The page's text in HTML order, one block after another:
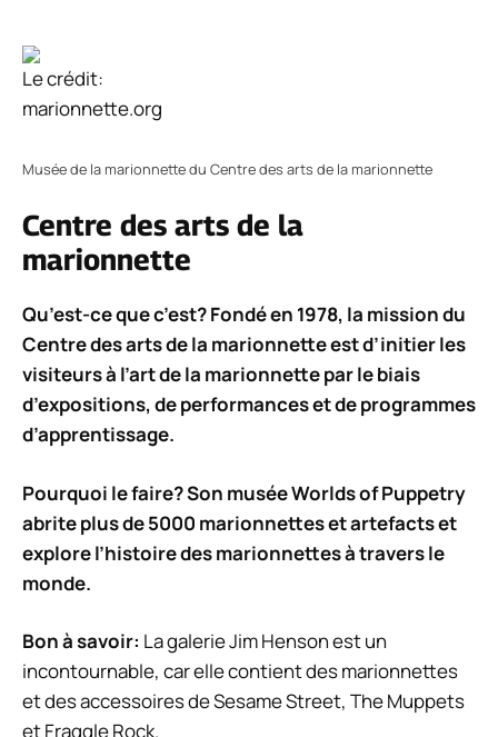
Le crédit:
marionnette.org
Musée de la marionnette du Centre des arts de la marionnette
Centre des arts de la
marionnette
Qu’est-ce que c’est? Fondé en 1978, la mission du
Centre des arts de la marionnette est d’initier les
visiteurs à l’art de la marionnette par le biais
d’expositions, de performances et de programmes
d’apprentissage.
Pourquoi le faire? Son musée Worlds of Puppetry
abrite plus de 5000 marionnettes et artefacts et
explore l’histoire des marionnettes à travers le
monde.
Bon à savoir: La galerie Jim Henson est un
incontournable, car elle contient des marionnettes
et des accessoires de Sesame Street, The Muppets
et Fraggle Rock.